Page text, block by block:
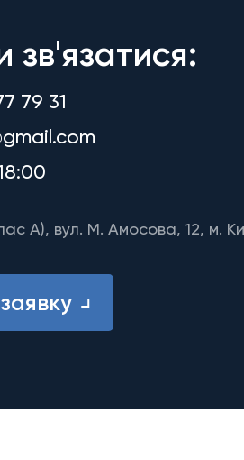
зв'язатися:
79 31
A), вул. М. Амосова, 12, м.